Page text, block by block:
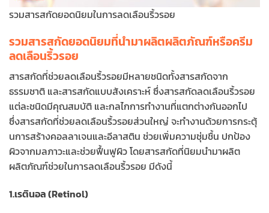
รวมสารสกัดยอดนิยมในการลดเลือนริ้วรอย
รวมสารสกัดยอดนิยมที่นำมาผลิตผลิตภัณฑ์หรือครีม
ลดเลือนริ้วรอย
สารสกัดที่ช่วยลดเลือนริ้วรอยมีหลายชนิดทั้งสารสกัดจาก
ธรรมชาติ และสารสกัดแบบสังเคราะห์ ซึ่งสารสกัดลดเลือนริ้วรอย
แต่ละชนิดมีคุณสมบัติ และกลไกการทำงานที่แตกต่างกันออกไป
ซึ่งสารสกัดที่ช่วยลดเลือนริ้วรอยส่วนใหญ่ จะทำงานด้วยการกระตุ้
นการสร้างคอลลาเจนและอีลาสติน ช่วยเพิ่มความชุ่มชื้น ปกป้อง
ผิวจากมลภาวะและช่วยฟื้นฟูผิว โดยสารสกัดที่นิยมนำมาผลิต
ผลิตภัณฑ์ช่วยในการลดเลือนริ้วรอย มีดังนี้
1.เรตินอล (Retinol)